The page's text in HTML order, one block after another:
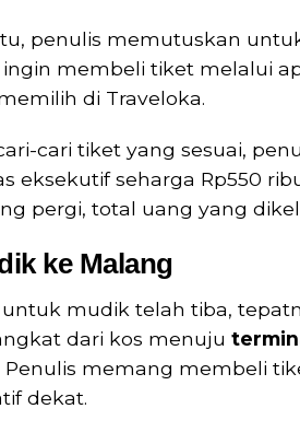
penulis memutuskan
ingin membeli tiket melalui
di Traveloka.
cari tiket yang sesuai,
eksekutif seharga Rp550
pergi, total uang yang
ke Malang
mudik telah tiba,
dari kos menuju
Penulis memang membeli
dekat.